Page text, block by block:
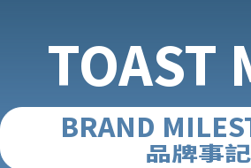
TOAST
BRAND
品牌事記